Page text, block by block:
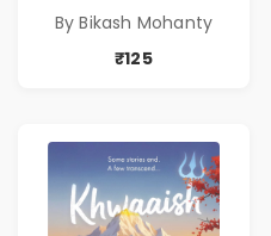
By Bikash Mohanty
₹125